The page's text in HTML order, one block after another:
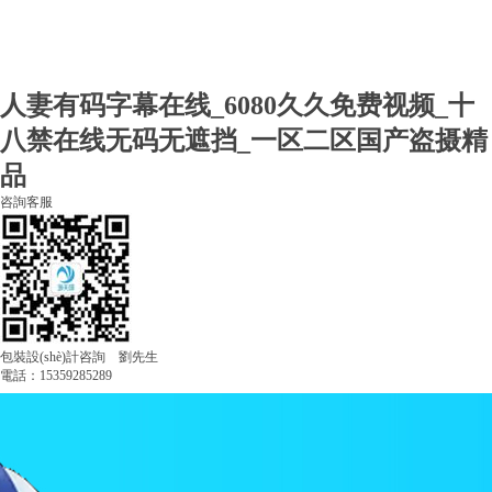
人妻有码字幕在线_6080久久免费视频_十
八禁在线无码无遮挡_一区二区国产盗摄精
品
咨詢客服
包裝設(shè)計咨詢 劉先生
電話：15359285289